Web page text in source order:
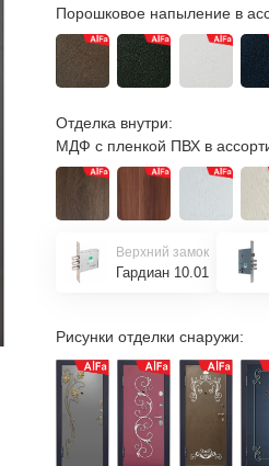
Порошковое напыление в
Отделка внутри:
МДФ с пленкой ПВХ в
Верхний замок
Гардиан 10.01
Рисунки отделки снаружи: